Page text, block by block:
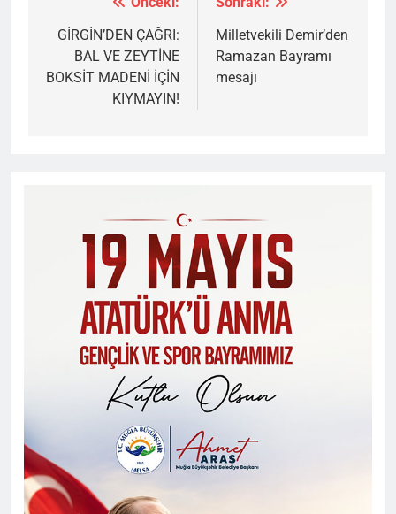
gezinmesi
GİRGİN’DEN ÇAĞRI:
BAL VE ZEYTİNE
BOKSİT MADENİ İÇİN
KIYMAYIN!
Milletvekili Demir’den
Ramazan Bayramı
mesajı